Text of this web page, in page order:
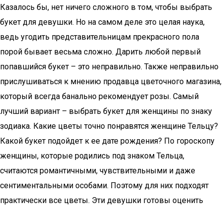
Казалось бы, нет ничего сложного в том, чтобы выбрать
букет для девушки. Но на самом деле это целая наука,
ведь угодить представительницам прекрасного пола
порой бывает весьма сложно. Дарить любой первый
попавшийся букет – это неправильно. Также неправильно
прислушиваться к мнению продавца цветочного магазина,
который всегда банально рекомендует розы. Самый
лучший вариант – выбрать букет для женщины по знаку
зодиака. Какие цветы точно понравятся женщине Тельцу?
Какой букет подойдет к ее дате рождения? По гороскопу
женщины, которые родились под знаком Тельца,
считаются романтичными, чувствительными и даже
сентиментальными особами. Поэтому для них подходят
практически все цветы. Эти девушки готовы оценить